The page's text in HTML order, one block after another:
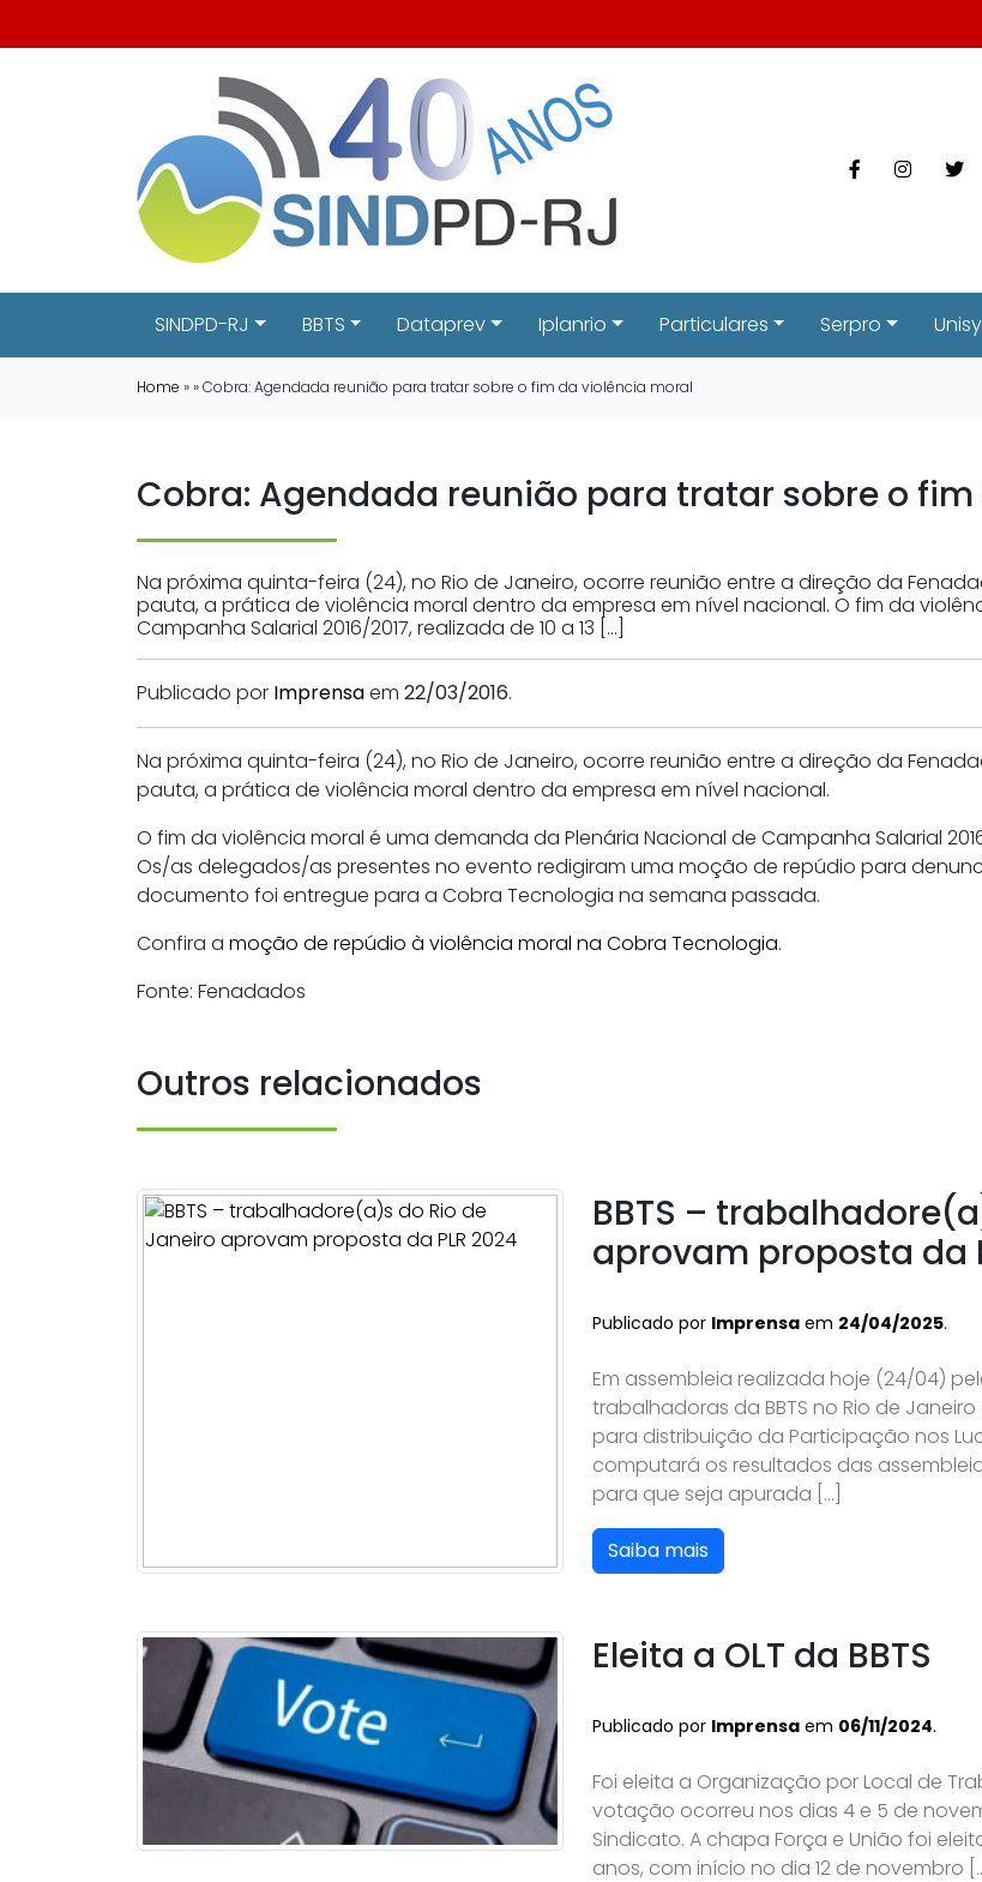
SINDPD-RJ BBTS Dataprev Iplanrio Particulares Serpro
Home » » Cobra: Agendada reunião para tratar sobre o fim da violência moral
Cobra: Agendada reunião para tratar sobre o
Na próxima quinta-feira (24), no Rio de Janeiro, ocorre reunião entre a direção da
pauta, a prática de violência moral dentro da empresa em nível nacional. O fim da
Campanha Salarial 2016/2017, realizada de 10 a 13 […]
Publicado por Imprensaem 22/03/2016.
Na próxima quinta-feira (24), no Rio de Janeiro, ocorre reunião entre a direção da
pauta, a prática de violência moral dentro da empresa em nível nacional.
O fim da violência moral é uma demanda da Plenária Nacional de Campanha Salarial
Os/as delegados/as presentes no evento redigiram uma moção de repúdio para
documento foi entregue para a Cobra Tecnologia na semana passada.
Confira a moção de repúdio à violência moral na Cobra Tecnologia.
Fonte: Fenadados
Outros relacionados
BBTS –
aprovam proposta da
Publicado por Imprensa em 24/04/2025.
Em assembleia realizada hoje (24/04)
trabalhadoras da BBTS no Rio de
para distribuição da Participação nos
computará os resultados das
para que seja apurada […]
Saiba mais
Eleita a OLT da BBTS
Publicado por Imprensa em 06/11/2024.
Foi eleita a Organização por Local de
votação ocorreu nos dias 4 e 5 de
Sindicato. A chapa Força e União foi
anos, com início no dia 12 de novembro